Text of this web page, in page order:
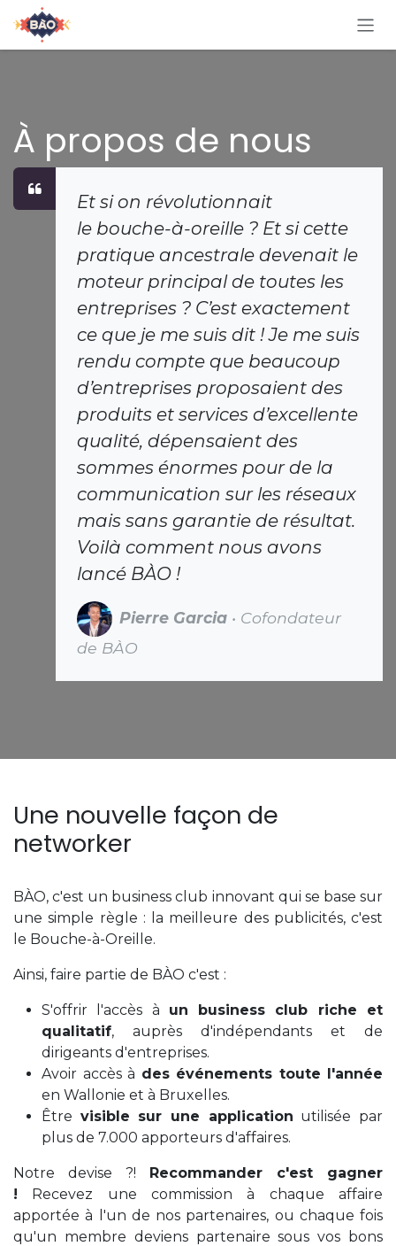
Se rendre au contenu
À propos de nous
Et si on révolutionnait
le bouche-à-oreille ? Et si cette
pratique ancestrale devenait le
moteur principal de toutes les
entreprises ? C’est exactement
ce que je me suis dit ! Je me suis
rendu compte que beaucoup
d’entreprises proposaient des
produits et services d’excellente
qualité, dépensaient des
sommes énormes pour de la
communication sur les réseaux
mais sans garantie de résultat.
Voilà comment nous avons
lancé BÀO !
Pierre Garcia • Cofondateur
de BÀO
Une nouvelle façon de
networker
BÀO, c'est un business club innovant qui se base sur
une simple règle : la meilleure des publicités, c'est
le Bouche-à-Oreille.
Ainsi, faire partie de BÀO c'est :
S'offrir l'accès à un business club riche et
qualitatif, auprès d'indépendants et de
dirigeants d'entreprises.
Avoir accès à des événements toute l'année
en Wallonie et à Bruxelles.
Être visible sur une application utilisée par
plus de 7.000 apporteurs d'affaires.
Notre devise ?! Recommander c'est gagner
! Recevez une commission à chaque affaire
apportée à l'un de nos partenaires, ou chaque fois
qu'un membre deviens partenaire sous vos bons